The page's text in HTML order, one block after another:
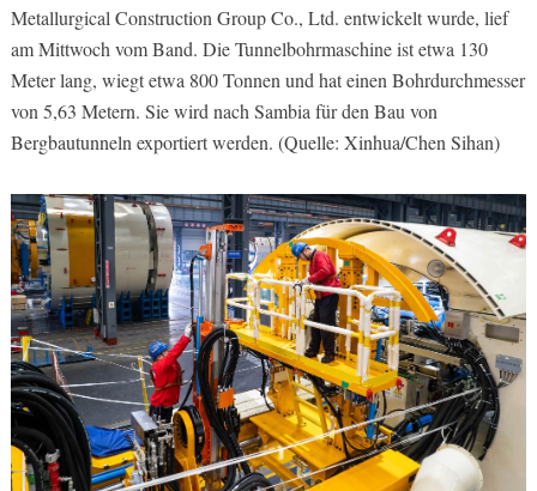
Metallurgical Construction Group Co., Ltd. entwickelt wurde, lief
am Mittwoch vom Band. Die Tunnelbohrmaschine ist etwa 130
Meter lang, wiegt etwa 800 Tonnen und hat einen Bohrdurchmesser
von 5,63 Metern. Sie wird nach Sambia für den Bau von
Bergbautunneln exportiert werden. (Quelle: Xinhua/Chen Sihan)